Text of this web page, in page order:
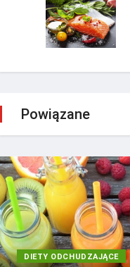
Powiązane
DIETY ODCHUDZAJĄCE